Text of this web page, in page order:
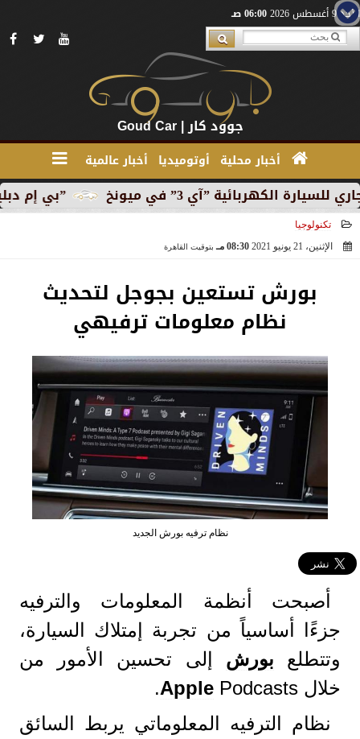
الأحد 9 أغسطس 2026 06:00 صـ
جوود كار | Goud Car
أخبار محلية أوتوميديا أخبار عالمية
”بي إم دبليو” تبدأ ”آي 3” في ميونخ
تكنولوجيا
الإثنين، 21 يونيو 2021
08:30 مـ بتوقيت القاهرة
بورش تستعين بجوجل لتحديث
نظام معلومات ترفيهي
نظام ترفيه بورش الجديد
أصبحت أنظمة المعلومات والترفيه
جزءًا أساسياً من تجربة إمتلاك السيارة،
وتتطلع بورش إلى تحسين الأمور من
خلال
Apple Podcasts.
نظام الترفيه المعلوماتي يربط السائق